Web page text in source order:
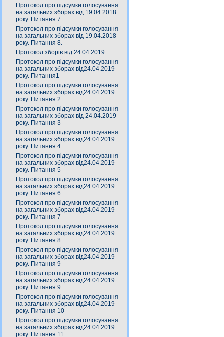
Протокол про підсумки голосування
на загальних зборах від 19.04.2018
року. Питання 7.
Протокол про підсумки голосування
на загальних зборах від 19.04.2018
року. Питання 8.
Протокол зборів від 24.04.2019
Протокол про підсумки голосування
на загальних зборах від24.04.2019
року. Питання1
Протокол про підсумки голосування
на загальних зборах від24.04.2019
року. Питання 2
Протокол про підсумки голосування
на загальних зборах від 24.04.2019
року. Питання 3
Протокол про підсумки голосування
на загальних зборах від24.04.2019
року. Питання 4
Протокол про підсумки голосування
на загальних зборах від24.04.2019
року. Питання 5
Протокол про підсумки голосування
на загальних зборах від24.04.2019
року. Питання 6
Протокол про підсумки голосування
на загальних зборах від24.04.2019
року. Питання 7
Протокол про підсумки голосування
на загальних зборах від24.04.2019
року. Питання 8
Протокол про підсумки голосування
на загальних зборах від24.04.2019
року. Питання 9
Протокол про підсумки голосування
на загальних зборах від24.04.2019
року. Питання 9
Протокол про підсумки голосування
на загальних зборах від24.04.2019
року. Питання 10
Протокол про підсумки голосування
на загальних зборах від24.04.2019
року. Питання 11